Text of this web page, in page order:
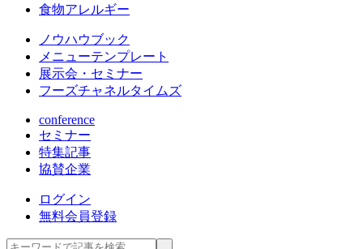
食物アレルギー
ノウハウブック
メニューテンプレート
展示会・セミナー
フーズチャネルタイムズ
conference
セミナー
特集記事
協賛企業
ログイン
無料会員登録